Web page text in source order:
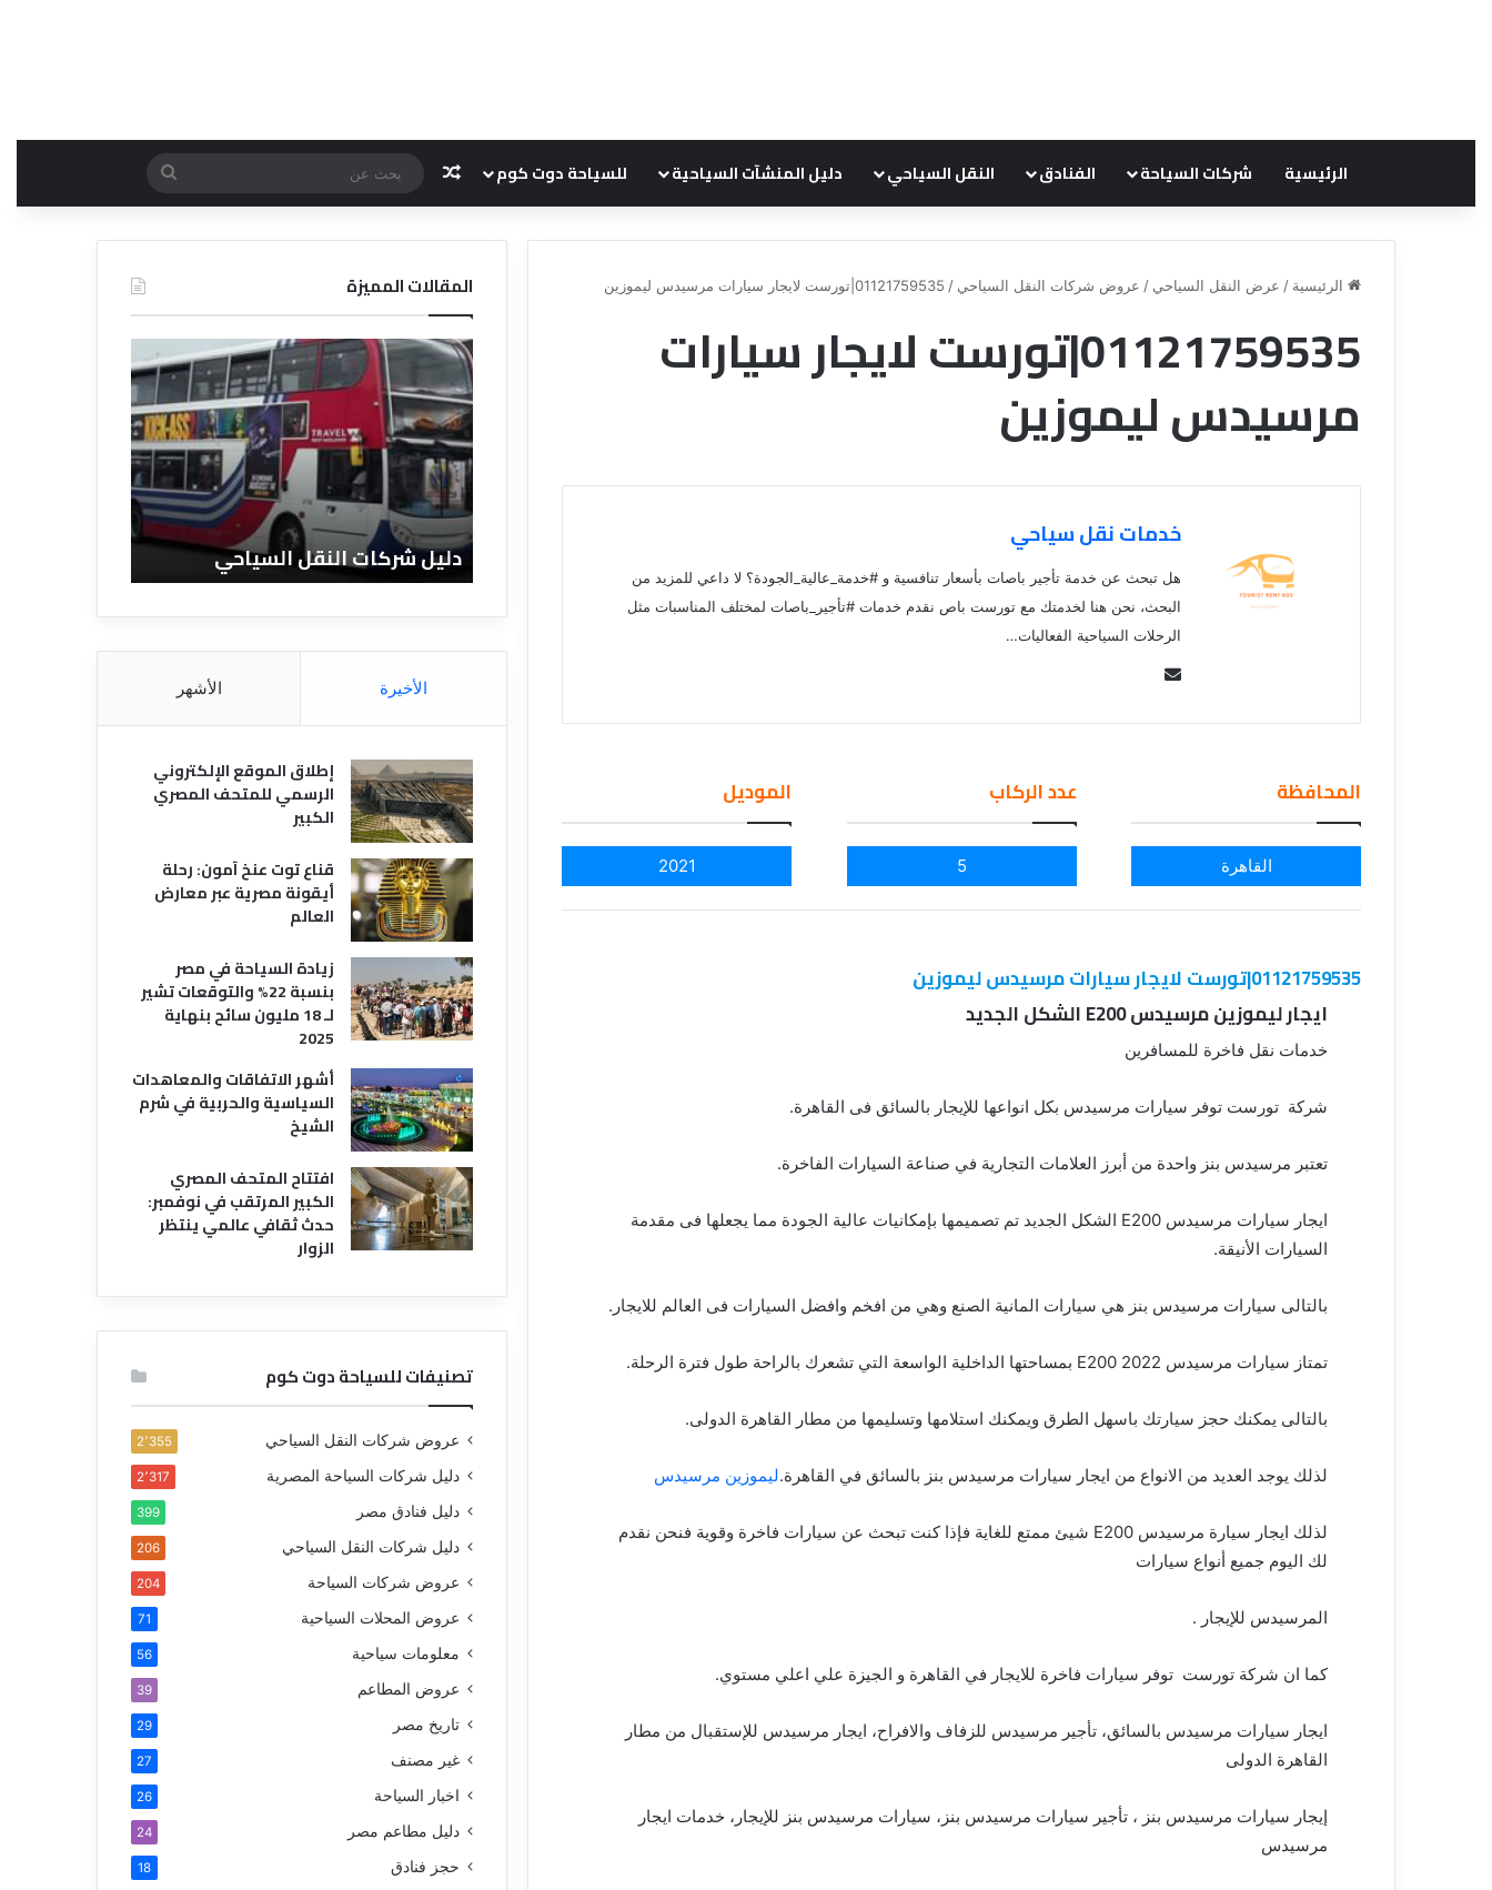
الرئيسية شركات السياحة الفنادق النقل السياحي دليل المنشآت السياحية للسياحة دوت كوم مقال عشوائي
عن
الرئيسية / عرض النقل السياحي / عروض شركات النقل السياحي / 01121759535|تورست لايجار سيارات مرسيدس ليموزين
01121759535|تورست لايجار سيارات
مرسيدس ليموزين
خدمات نقل سياحي
هل تبحث عن خدمة تأجير باصات بأسعار تنافسية و #خدمة_عالية_الجودة؟ لا داعي للمزيد من
البحث، نحن هنا لخدمتك مع تورست باص نقدم خدمات #تأجير_باصات لمختلف المناسبات مثل
الرحلات السياحية الفعاليات…
المحافظة
القاهرة
عدد الركاب
5
الموديل
2021
01121759535|تورست لايجار سيارات مرسيدس ليموزين
ايجار ليموزين مرسيدس E200 الشكل الجديد
خدمات نقل فاخرة للمسافرين
شركة تورست توفر سيارات مرسيدس بكل انواعها للإيجار بالسائق فى القاهرة.
تعتبر مرسيدس بنز واحدة من أبرز العلامات التجارية في صناعة السيارات الفاخرة.
ايجار سيارات مرسيدس E200 الشكل الجديد تم تصميمها بإمكانيات عالية الجودة مما يجعلها فى مقدمة
السيارات الأنيقة.
بالتالى سيارات مرسيدس بنز هي سيارات المانية الصنع وهي من افخم وافضل السيارات فى العالم للايجار.
تمتاز سيارات مرسيدس E200 2022 بمساحتها الداخلية الواسعة التي تشعرك بالراحة طول فترة الرحلة.
بالتالى يمكنك حجز سيارتك باسهل الطرق ويمكنك استلامها وتسليمها من مطار القاهرة الدولى.
لذلك يوجد العديد من الانواع من ايجار سيارات مرسيدس بنز بالسائق في القاهرة.ليموزين مرسيدس
لذلك ايجار سيارة مرسيدس E200 شيئ ممتع للغاية فإذا كنت تبحث عن سيارات فاخرة وقوية فنحن نقدم
لك اليوم جميع أنواع سيارات
المرسيدس للإيجار .
كما ان شركة تورست توفر سيارات فاخرة للايجار في القاهرة و الجيزة علي اعلي مستوي.
ايجار سيارات مرسيدس بالسائق، تأجير مرسيدس للزفاف والافراح، ايجار مرسيدس للإستقبال من مطار
القاهرة الدولى
إيجار سيارات مرسيدس بنز ، تأجير سيارات مرسيدس بنز، سيارات مرسيدس بنز للإيجار، خدمات ايجار
مرسيدس
المقالات المميزة
ا
س
ا
ة
د
و
م
ل
ف
د
قناة للسياحة دوت كوم – عروض
الفنادق
ر
ك
ل
س
د
ل
ي
ل
ش
ر
ا
ت
ل
ل
س
ح
ي
دليل شركات النقل السياحي
م
ي
الأخيرة الأشهر
إطلاق الموقع الإلكتروني
الرسمي للمتحف المصري
الكبير
قناع توت عنخ آمون: رحلة
أيقونة مصرية عبر معارض
العالم
زيادة السياحة في مصر
بنسبة 22% والتوقعات تشير
لـ 18 مليون سائح بنهاية
2025
أشهر الاتفاقات والمعاهدات
السياسية والحربية في شرم
الشيخ
افتتاح المتحف المصري
الكبير المرتقب في نوفمبر:
حدث ثقافي عالمي ينتظر
الزوار
تصنيفات للسياحة دوت كوم
عروض شركات النقل السياحي 2٬355
دليل شركات السياحة المصرية 2٬317
دليل فنادق مصر 399
دليل شركات النقل السياحي 206
عروض شركات السياحة 204
عروض المحلات السياحية 71
معلومات سياحية 56
عروض المطاعم 39
تاريخ مصر 29
غير مصنف 27
اخبار السياحة 26
دليل مطاعم مصر 24
حجز فنادق 18